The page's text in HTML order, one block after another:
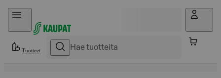
Hyppää sisältöön
Tuotteet